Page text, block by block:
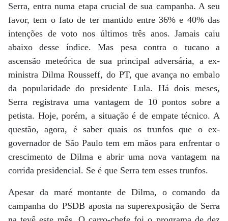
Serra, entra numa etapa crucial de sua campanha. A seu
favor, tem o fato de ter mantido entre 36% e 40% das
intenções de voto nos últimos três anos. Jamais caiu
abaixo desse índice. Mas pesa contra o tucano a
ascensão meteórica de sua principal adversária, a ex-
ministra Dilma Rousseff, do PT, que avança no embalo
da popularidade do presidente Lula. Há dois meses,
Serra registrava uma vantagem de 10 pontos sobre a
petista. Hoje, porém, a situação é de empate técnico. A
questão, agora, é saber quais os trunfos que o ex-
governador de São Paulo tem em mãos para enfrentar o
crescimento de Dilma e abrir uma nova vantagem na
corrida presidencial. Se é que Serra tem esses trunfos.
Apesar da maré montante de Dilma, o comando da
campanha do PSDB aposta na superexposição de Serra